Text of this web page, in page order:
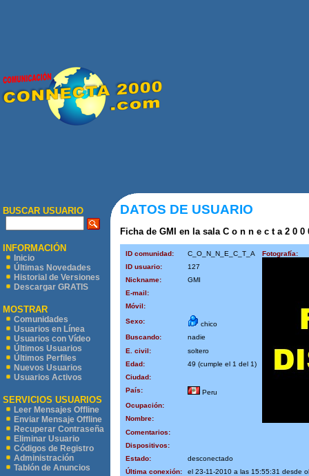
BUSCAR USUARIO
INFORMACIÓN
Inicio
Últimas Novedades
Historial de Versiones
Descargar GRATIS
MOSTRAR
Comunidades
Usuarios en Línea
Usuarios con Vídeo
Últimos Usuarios
Últimos Perfiles
Nuevos Usuarios
Usuarios Activos
SERVICIOS USUARIOS
Leer Mensajes Offline
Enviar Mensaje Offline
Recuperar Contraseña
Eliminar Usuario
Códigos de Registro
Administración
Tablón de Anuncios
DATOS DE USUARIO
Ficha de GMI en la sala C o n n e c t a 2 0 0
ID comunidad: C_O_N_N_E_C_T_A
Fotografía:
ID usuario:
127
Nickname:
GMI
E-mail:
Móvil:
Sexo:
chico
Buscando:
nadie
E. civil:
soltero
Edad:
49 (cumple el 1 del 1)
Ciudad:
País:
Peru
Ocupación:
Nombre:
Comentarios:
Dispositivos:
Estado:
desconectado
Última conexión:
el 23-11-2010 a las 15:55:31 desde